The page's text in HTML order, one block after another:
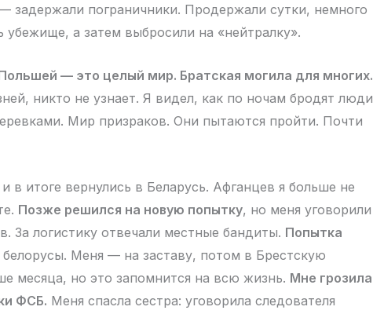
задержали пограничники. Продержали сутки, немного
убежище, а затем выбросили на «нейтралку».
— это целый мир. Братская могила для многих.
никто не узнает. Я видел, как по ночам бродят люди
Мир призраков. Они пытаются пройти. Почти
в итоге вернулись в Беларусь. Афганцев я больше не
Позже решился на новую попытку, но меня уговорили
За логистику отвечали местные бандиты. Попытка
Меня — на заставу, потом в Брестскую
месяца, но это запомнится на всю жизнь. Мне грозила
ФСБ. Меня спасла сестра: уговорила следователя